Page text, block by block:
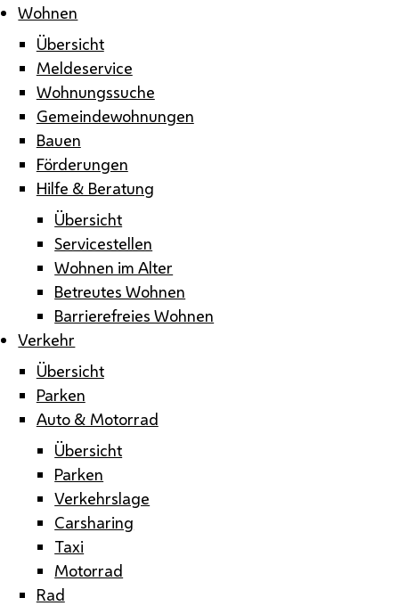
Wohnen
Übersicht
Meldeservice
Wohnungssuche
Gemeindewohnungen
Bauen
Förderungen
Hilfe & Beratung
Übersicht
Servicestellen
Wohnen im Alter
Betreutes Wohnen
Barrierefreies Wohnen
Verkehr
Übersicht
Parken
Auto & Motorrad
Übersicht
Parken
Verkehrslage
Carsharing
Taxi
Motorrad
Rad